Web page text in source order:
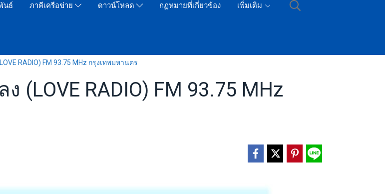
นธ์ ภาคีเครือข่าย ดาวน์โหลด กฏหมายที่เกี่ยวข้อง เพิ่มเติม
RADIO) FM 93.75 MHz กรุงเทพมหานคร
(LOVE RADIO) FM 93.75 MHz